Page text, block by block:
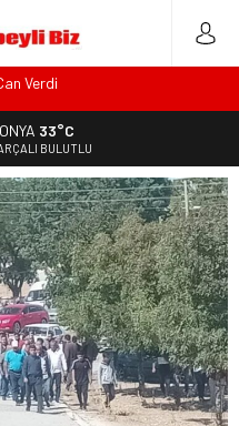
Verdi
patlaması sonucu hayatını
yaralanan 2 kişinin kimlikleri
TAKLA ATTI: 2’Sİ ÇOCUK, 3
Tedavi gördüğü Hastanede
Sahada Ziyaretlerini
33°C
BULUTLU